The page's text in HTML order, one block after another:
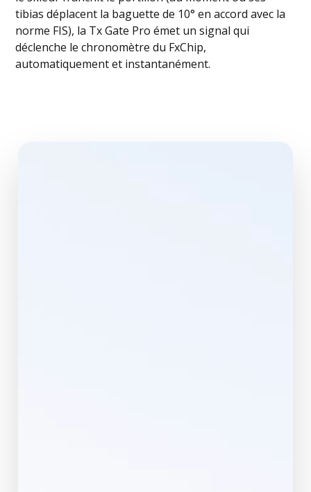
tibias déplacent la baguette de 10° en accord avec la
norme FIS), la Tx Gate Pro émet un signal qui
déclenche le chronomètre du FxChip,
automatiquement et instantanément.